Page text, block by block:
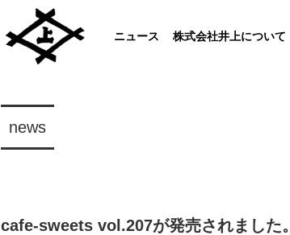
ニュース 株式会社井上について
news
cafe-sweets vol.207が発売されました。